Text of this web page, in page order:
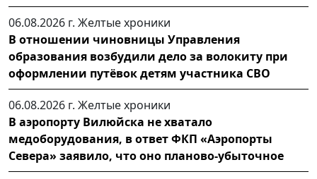
06.08.2026 г. Желтые хроники
В отношении чиновницы Управления
образования возбудили дело за волокиту при
оформлении путёвок детям участника СВО
06.08.2026 г. Желтые хроники
В аэропорту Вилюйска не хватало
медоборудования, в ответ ФКП «Аэропорты
Севера» заявило, что оно планово-убыточное